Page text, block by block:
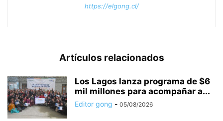
https://elgong.cl/
Artículos relacionados
Los Lagos lanza programa de $6
mil millones para acompañar a...
Editor gong - 05/08/2026